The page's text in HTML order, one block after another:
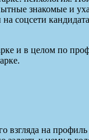
знакомые и
соцсети
и в целом по
на